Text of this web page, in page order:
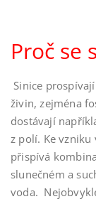
Proč se
Sinice
živin, zejména
dostávají
z polí. Ke
přispívá
slunečném a
voda.